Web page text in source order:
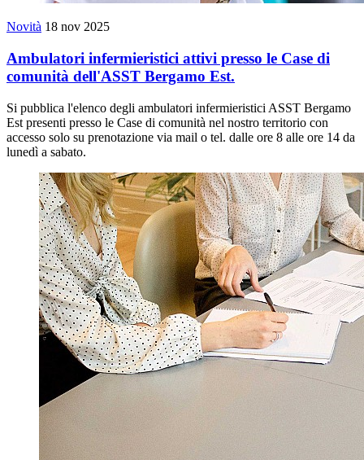
Novità 18 nov 2025
Ambulatori infermieristici attivi presso le Case di
comunità dell'ASST Bergamo Est.
Si pubblica l'elenco degli ambulatori infermieristici ASST Bergamo
Est presenti presso le Case di comunità nel nostro territorio con
accesso solo su prenotazione via mail o tel. dalle ore 8 alle ore 14 da
lunedì a sabato.